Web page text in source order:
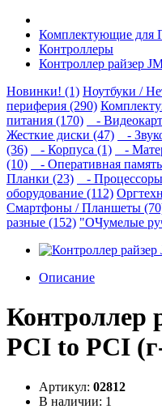
Комплектующие для
Контроллеры
Контроллер райзер
Новинки! (1) Ноутбуки /
периферия (290)
питания (170)
-
Жесткие диски (47)
-
(36)
- Корпуса (1) -
(10)
- Оперативная
Планки (23)
-
оборудование (112)
Смартфоны / Планшеты
разные (152) "ОЧумелые
Описание
Контроллер
PCI to PCI
Артикул: 02812
В наличии: 1